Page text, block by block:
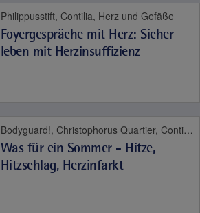
Philippusstift, Contilia, Herz und Gefäße
Foyergespräche mit Herz: Sicher
leben mit Herzinsuffizienz
Bodyguard!, Christophorus Quartier, Contilia Herz- und Gefäßzentrum, Contilia Institut für Psychosoziale Medizin, Contilia Klinik Management, Contilia Pflege und Betreuung, Contilia Zentrum für Arbeitsmedizin und Gesundheitsmanagement, Contilia Zentrum für Krankenhaushygiene, CTR Huttrop, Elisabeth-Krankenhaus Essen, Emmaus Quartier, Engelbertus Quartier, Fachklinik Kamillushaus Heidhausen, Franziskushaus, Franziskus Quartier, Geriatrie-Zentrum Haus Berge, Gesundheitspark Altenessen, Haus Berge, Haus Berge Quartier, Hildegardis Quartier, Katholisches Familienzentrum und Kindergarten Auf den Hufen, Kängurus - Ambulante Kinderkrankenpflege, Katholische Kliniken Ruhrhalbinsel, Kita St. Theresia, Laurentius Quartier, Maria Frieden Quartier, Martin Luther Quartier, MVZ Contilia GmbH, Philippusstift, Praxis am Grillo-Theater, Raphaelhaus, SPORTZ - Medizinisches Gerätetraining, Sportz Am Uhlenkrug, St. Andreas Quartier, St. Elisabeth-Krankenhaus Niederwenigern, St. Elisabeth Quartier, St. Josef-Krankenhaus Kupferdreh, St. Josef Quartier, St. Marien-Hospital Mülheim an der Ruhr, St. Marien Quartier, Stationäre Reha Sucht, Theaterpassage, Therapie und Reha Kupferdreh, Wohnanlage St. Anna-Stift
Was für ein Sommer - Hitze,
Hitzschlag, Herzinfarkt